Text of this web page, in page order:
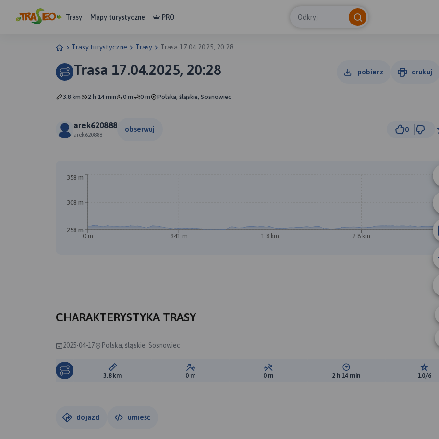
Trasy Mapy turystyczne PRO Odkryj
Trasy turystyczne Trasy Trasa 17.04.2025, 20:28
Trasa 17.04.2025, 20:28 pobierz drukuj
3.8 km 2 h 14 min 0 m 0 m Polska, śląskie, Sosnowiec
arek620888
arek620888
obserwuj 0
0 m 941 m 1.8 km 2.8 km
258 m
308 m
358 m
CHARAKTERYSTYKA TRASY
2025-04-17 Polska, śląskie, Sosnowiec
Długość trasy:
3.8 km Suma przewyższeń:
0 m Suma spadków:
0 m Średni czas potrzebny na
2 h 14 min 1.0/6
dojazd umieść